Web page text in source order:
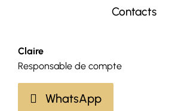
Contacts
Claire
Responsable de compte
WhatsApp